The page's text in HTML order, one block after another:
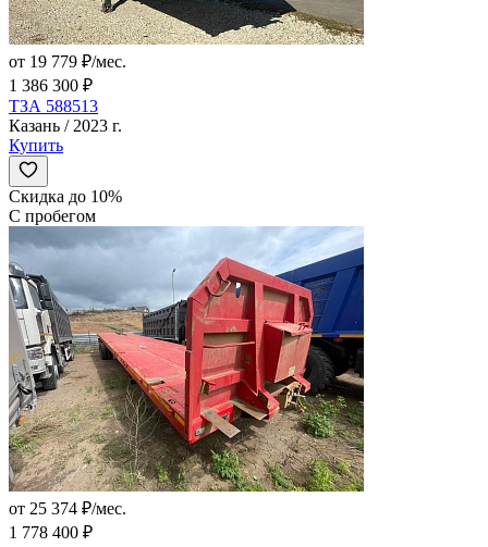
от 19 779 ₽/мес.
1 386 300 ₽
ТЗА 588513
Казань / 2023 г.
Купить
Скидка до 10%
С пробегом
от 25 374 ₽/мес.
1 778 400 ₽